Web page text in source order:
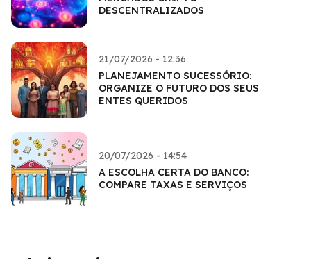
DESCENTRALIZADOS
21/07/2026 - 12:36
PLANEJAMENTO SUCESSÓRIO:
ORGANIZE O FUTURO DOS SEUS
ENTES QUERIDOS
20/07/2026 - 14:54
A ESCOLHA CERTA DO BANCO:
COMPARE TAXAS E SERVIÇOS